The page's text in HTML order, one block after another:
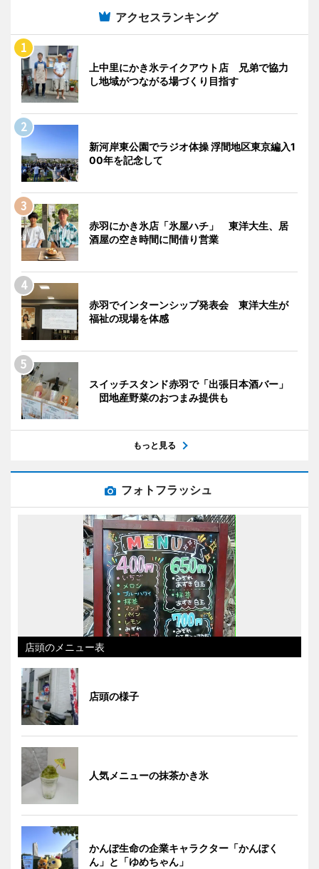
アクセスランキング
上中里にかき氷テイクアウト店 兄弟で協力
し地域がつながる場づくり目指す
新河岸東公園でラジオ体操 浮間地区東京編入1
00年を記念して
赤羽にかき氷店「氷屋ハチ」 東洋大生、居
酒屋の空き時間に間借り営業
赤羽でインターンシップ発表会 東洋大生が
福祉の現場を体感
スイッチスタンド赤羽で「出張日本酒バー」
団地産野菜のおつまみ提供も
もっと見る
フォトフラッシュ
店頭のメニュー表
店頭の様子
人気メニューの抹茶かき氷
かんぽ生命の企業キャラクター「かんぽく
ん」と「ゆめちゃん」